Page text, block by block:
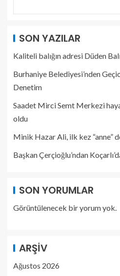
SON YAZILAR
Kaliteli balığın adresi Düden
Burhaniye Belediyesi’nden
Denetim
Saadet Mirci Semt Merkezi
oldu
Minik Hazar Ali, ilk kez “anne”
Başkan Çerçioğlu’ndan
SON YORUMLAR
Görüntülenecek bir yorum yok.
ARŞIV
Ağustos 2026